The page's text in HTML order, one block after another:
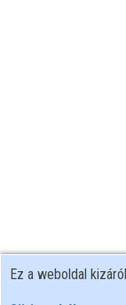
Ez a weboldal